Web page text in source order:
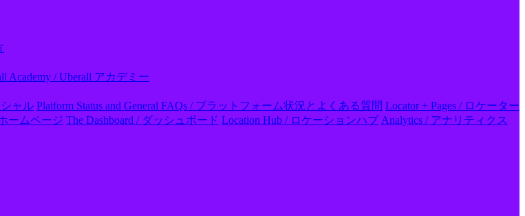
Academy / Uberall アカデミー
ャル Platform Status and General FAQs / プラットフォーム状況とよくある質問 Locator + Pages / ロケーター
ームページ The Dashboard / ダッシュボード Location Hub / ロケーションハブ Analytics / アナリティクス